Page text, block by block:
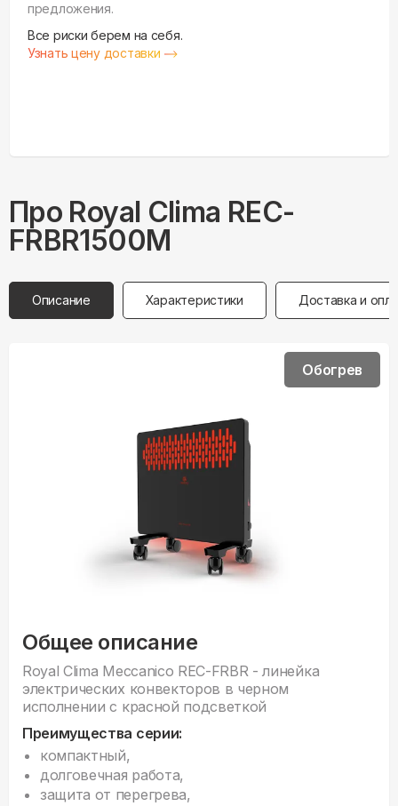
предложения.
Все риски берем на себя.
Узнать цену доставки
Про Royal Clima REC-
FRBR1500M
Описание Характеристики Доставка и
Общее описание
Royal Clima Meccanico REC-FRBR - линейка
электрических конвекторов в черном
исполнении с красной подсветкой
Преимущества серии:
компактный,
долговечная работа,
защита от перегрева,
Обогрев